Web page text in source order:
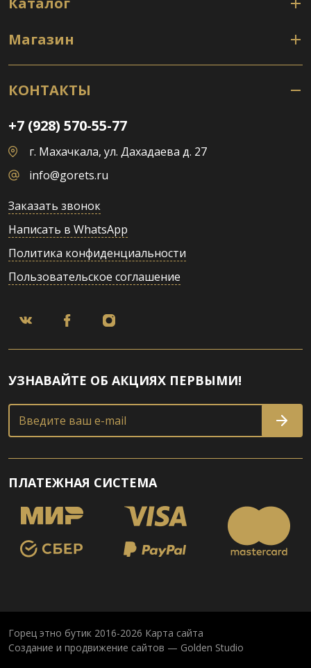
Магазин
КОНТАКТЫ
+7 (928) 570-55-77
г. Махачкала, ул. Дахадаева д. 27
info@gorets.ru
Заказать звонок
Написать в WhatsApp
Политика конфиденциальности
Пользовательское соглашение
УЗНАВАЙТЕ ОБ АКЦИЯХ ПЕРВЫМИ!
Введите ваш e-mail
ПЛАТЕЖНАЯ СИСТЕМА
Горец этно бутик 2016-2026 Карта сайта
Создание и продвижение сайтов — Golden Studio